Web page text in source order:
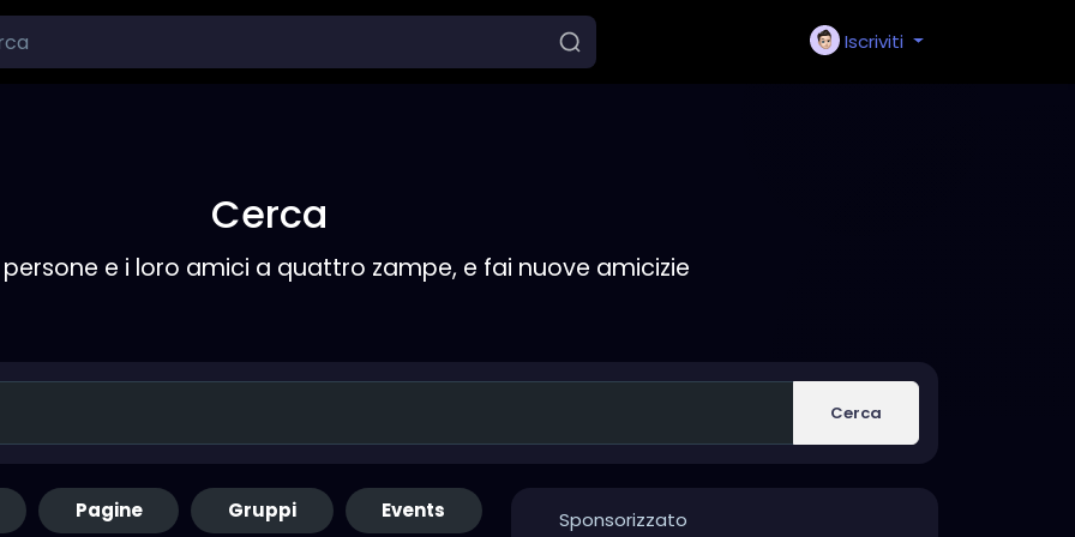
Iscriviti
Cerca
e i loro amici a quattro zampe, e fai nuove amicizie
Cerca
Pagine Gruppi Events Sponsorizzato